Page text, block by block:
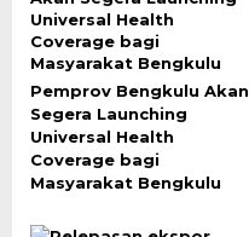
Pemprov Bengkulu Akan
Segera Launching
Universal Health
Coverage bagi
Masyarakat Bengkulu